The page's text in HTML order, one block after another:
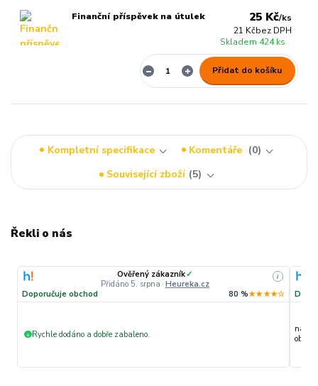
Finanční příspěvek na útulek 25 Kč/ks
21 Kčbez DPH
Skladem 424 ks
Přidat do košíku
Kompletní specifikace Komentáře
0
Související zboží 5
Řekli o nás
Ověřený zákazník✓
Přidáno 5. srpna · Heureka.cz
i
Doporučuje obchod 80 %★★★★☆
+ Rychle dodáno a dobře zabaleno.